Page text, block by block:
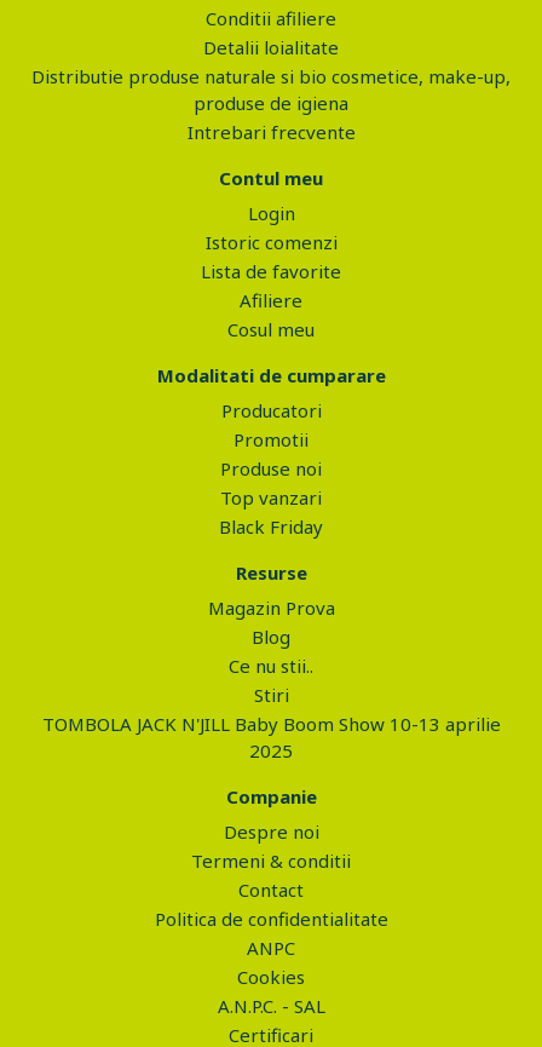
Conditii afiliere
Detalii loialitate
Distributie produse naturale si bio cosmetice, make-up,
produse de igiena
Intrebari frecvente
Contul meu
Login
Istoric comenzi
Lista de favorite
Afiliere
Cosul meu
Modalitati de cumparare
Producatori
Promotii
Produse noi
Top vanzari
Black Friday
Resurse
Magazin Prova
Blog
Ce nu stii..
Stiri
TOMBOLA JACK N'JILL Baby Boom Show 10-13 aprilie
2025
Companie
Despre noi
Termeni & conditii
Contact
Politica de confidentialitate
ANPC
Cookies
A.N.P.C. - SAL
Certificari